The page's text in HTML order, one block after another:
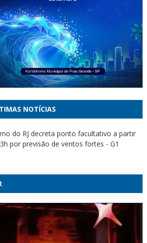
NOTÍCIAS
do RJ decreta ponto facultativo a partir
por previsão de ventos fortes - G1
com prejuízo de R$55 mi - CNN Brasil
TSE para tirar do ar site ligado ao PL e
‘hub’ de desinformação bolsonarista -